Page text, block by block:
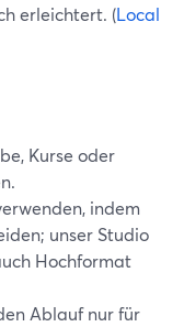
erleichtert. (Local
Kurse oder
indem
unser Studio
Hochformat
Ablauf nur für